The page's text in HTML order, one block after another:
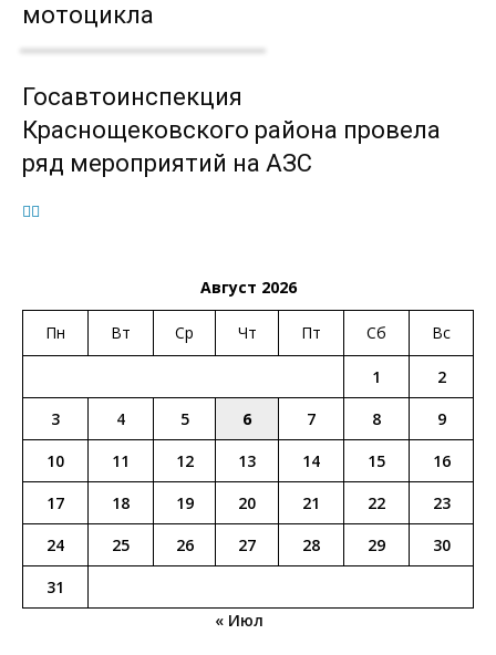
мотоцикла
Госавтоинспекция
Краснощековского района провела
ряд мероприятий на АЗС
Август 2026
Пн Вт Ср Чт Пт Сб Вс
1
2
3
4 5 6 7 8
9
10
11 12 13 14 15
16
17
18 19 20 21 22
23
24
25 26 27 28 29
30
31
« Июл